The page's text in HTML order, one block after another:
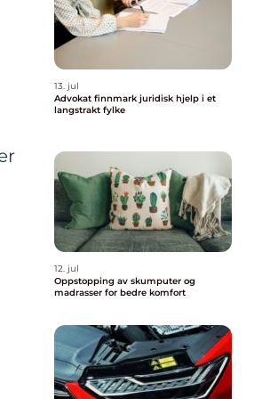
13. jul
Advokat finnmark juridisk hjelp i et
langstrakt fylke
12. jul
Oppstopping av skumputer og
madrasser for bedre komfort